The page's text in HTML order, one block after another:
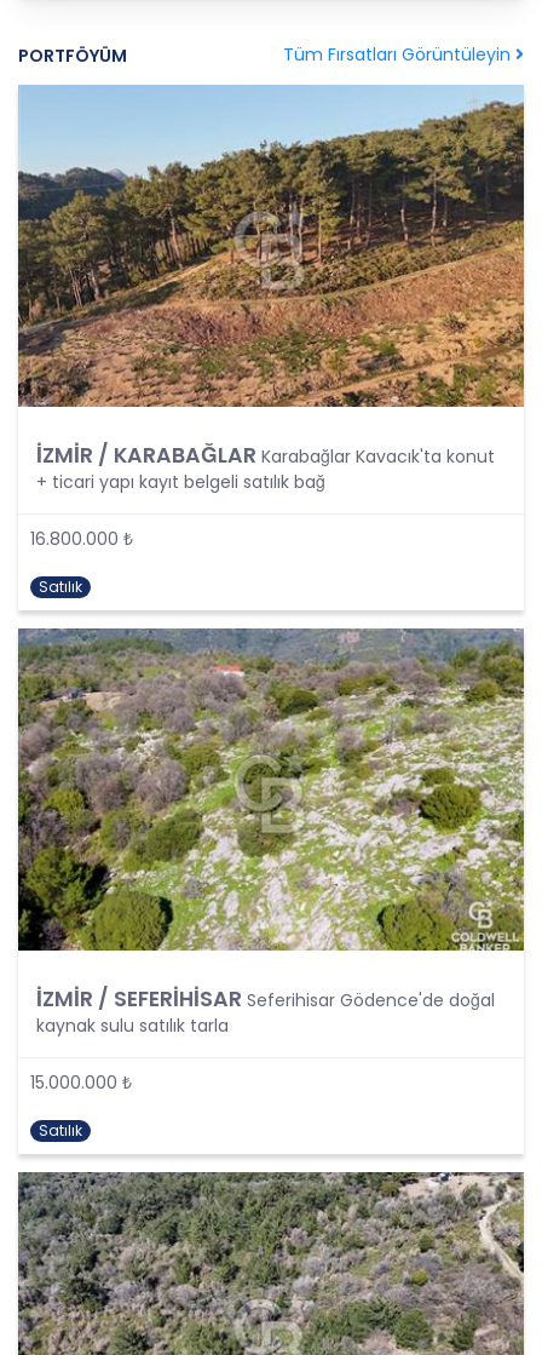
Uygun Şekilde Yürütülmesi
maddesinde belirtilen şartlardan bir veya
birkaçına uygun olarak işlenecek CB Gayrimenkul
Franchising Pazarlama ve Danışmanlık Hizmetleri
A.Ş. tarafından, Şirket iş birimlerinin yürütmekte
olduğu kişisel veri işleme faaliyetlerinin bu
şartlardan bir veya bir kaçına dayalı olarak
yürütülüp yürütülmediği tespit edilecek, bu
şartlardan bir veya bir kaçını sağlamayan kişisel
veri işleme faaliyetleri süreçlerde yer
almayacaktır. Kişisel veri işleme faaliyetlerinin
kişisel veri işleme şartlarından bir veya birkaçına
dayalı olarak yürütülmesinin sağlanmasının yanı
Kanunu’nun 4üncü maddesinde belirtilen ve
Politikanın III. bölümlerinde belirtilen tüm ilkelere
içinde barındırması sağlanacaktır. Özel nitelikteki
yurtdışına aktarılması konusunda KVK Kanunu’nda
öngörülen özel hükümler de dikkate alınarak
kişisel veri işleme faaliyetleri yerine getirilecek;
yukarıda belirtilen hususların yanında bu
durumlarda kanunun aradığı özel gereklilikler de
yerine getirilerek kişisel veri işleme faaliyetleri
gerçekleştirilecektir.
KİŞİSEL VERİLERİN İŞLENME
ŞARTLARI
1. Kişisel Verilerin Tespiti ve İşlenmesi
KVKK uyarınca, kişisel veri “Kimliği belirli veya
belirlenebilir gerçek kişiye ilişkin her türlü bilgi”
ad, soyad, doğum yeri, doğum tarihi gibi kişilerin
tanınmasını ve teşhisini sağlayan bilgilerden
ibaret olmayıp ayrıca kişilerin fiziksel, sosyal,
kapsamaktadır.
numarası, vergi numarası, pasaport numarası,
sosyal güvenlik numarası, sürücü belgesi
numarası, taşıt plakası, ev adresi, iş adresi, e-
posta adresi, telefon numarası, faks numarası,
özgeçmişi, fotoğrafı, videosu, genetik bilgileri, kan
grubu, kriminal geçmişi ve adli sicil bilgileri gibi
kişinin belirli veya belirlenebilir olmasını sağlayan
tüm bilgiler kişisel veri niteliği taşımaktadır ve
kişisel verilerin korunması kapsamına girmektedir.
PORTFÖYÜM Tüm Fırsatları Görüntüleyin
İZMİR / KARABAĞLAR Karabağlar Kavacık'ta konut
+ ticari yapı kayıt belgeli satılık bağ
16.800.000 ₺
Satılık
İZMİR / SEFERİHİSAR Seferihisar Gödence'de doğal
kaynak sulu satılık tarla
15.000.000 ₺
Satılık